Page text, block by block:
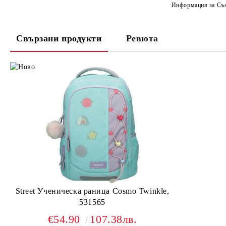
Информация за
Свързани продукти Ревюта
Street Ученическа раница Cosmo Twinkle,
531565
€54.90 107.38лв.